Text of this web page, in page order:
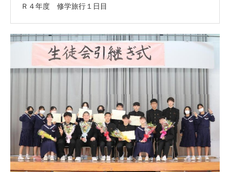
Ｒ４年度 修学旅行１日目